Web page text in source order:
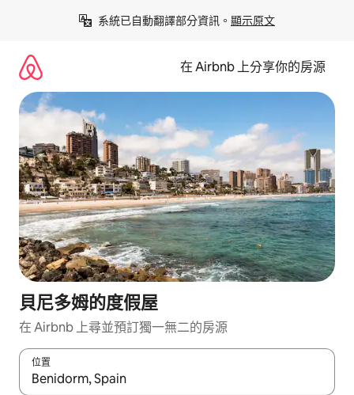
系統已自動翻譯部分資訊。 顯示原文
在 Airbnb 上分享你的房源
貝尼多姆的度假屋
在 Airbnb 上尋並預訂獨一無二的房源
位置
如有搜尋結果，瀏覽內容時請使用上下箭頭，或輕點、滑動裝置。